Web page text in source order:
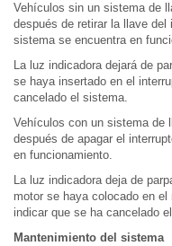
Vehículos sin un sistema de
después de retirar la llave del
sistema se encuentra en
La luz indicadora dejará de
se haya insertado en el
cancelado el sistema.
Vehículos con un sistema de
después de apagar el
en funcionamiento.
La luz indicadora deja de
motor se haya colocado en
indicar que se ha cancelado
Mantenimiento del sistema